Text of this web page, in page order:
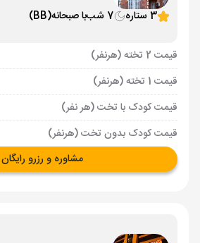
3 ستاره
7 شب با صبحانه(BB)
قیمت 2 تخته (هرنفر)
قیمت 1 تخته (هرنفر)
قیمت کودک با تخت (هر نفر)
قیمت کودک بدون تخت (هرنفر)
مشاوره و رزرو رایگان